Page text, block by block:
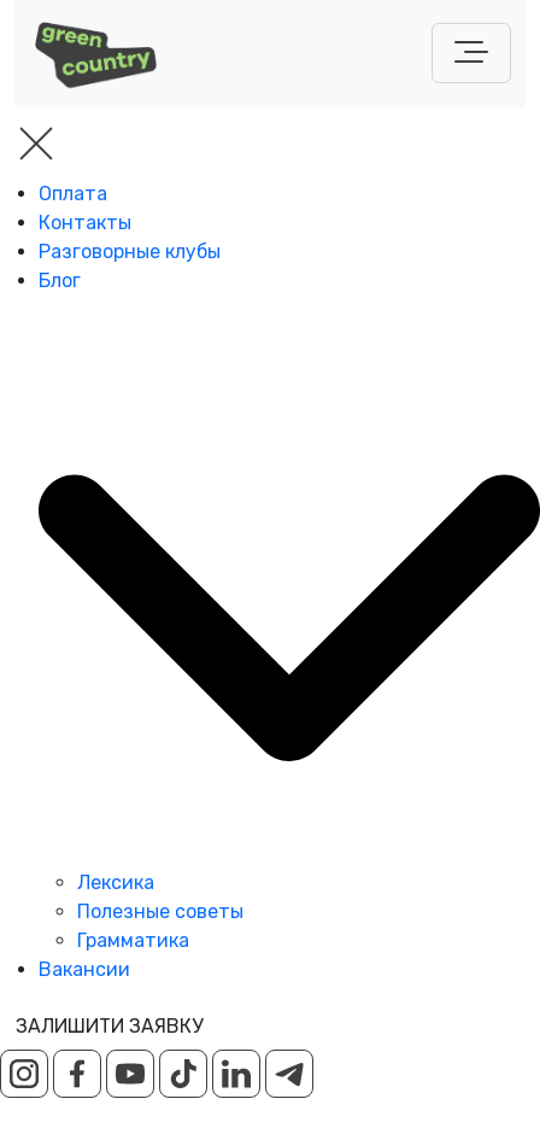
Оплата
Контакты
Разговорные клубы
Блог
Лексика
Полезные советы
Грамматика
Вакансии
ЗАЛИШИТИ ЗАЯВКУ